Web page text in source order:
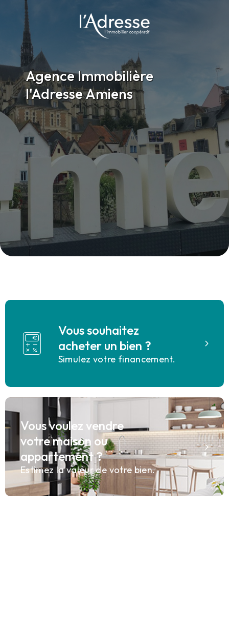
Agence Immobilière
l'Adresse Amiens
Vous souhaitez
acheter un bien ?
Simulez votre financement.
Vous voulez vendre
votre maison ou
appartement ?
Estimez la valeur de votre bien.